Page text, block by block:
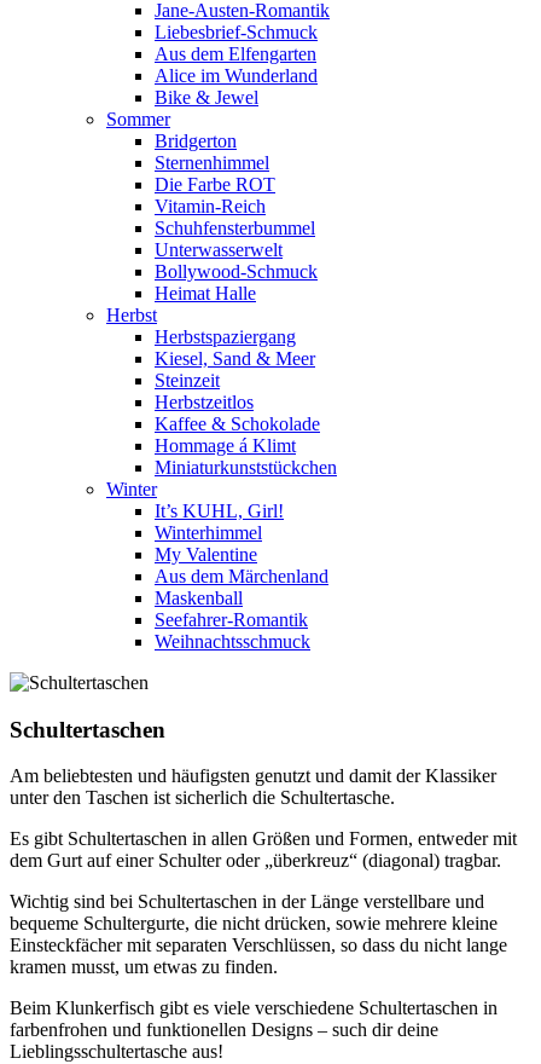
Jane-Austen-Romantik
Liebesbrief-Schmuck
Aus dem Elfengarten
Alice im Wunderland
Bike & Jewel
Sommer
Bridgerton
Sternenhimmel
Die Farbe ROT
Vitamin-Reich
Schuhfensterbummel
Unterwasserwelt
Bollywood-Schmuck
Heimat Halle
Herbst
Herbstspaziergang
Kiesel, Sand & Meer
Steinzeit
Herbstzeitlos
Kaffee & Schokolade
Hommage á Klimt
Miniaturkunststückchen
Winter
It’s KUHL, Girl!
Winterhimmel
My Valentine
Aus dem Märchenland
Maskenball
Seefahrer-Romantik
Weihnachtsschmuck
Schultertaschen
Am beliebtesten und häufigsten genutzt und damit der Klassiker
unter den Taschen ist sicherlich die Schultertasche.
Es gibt Schultertaschen in allen Größen und Formen, entweder mit
dem Gurt auf einer Schulter oder „überkreuz“ (diagonal) tragbar.
Wichtig sind bei Schultertaschen in der Länge verstellbare und
bequeme Schultergurte, die nicht drücken, sowie mehrere kleine
Einsteckfächer mit separaten Verschlüssen, so dass du nicht lange
kramen musst, um etwas zu finden.
Beim Klunkerfisch gibt es viele verschiedene Schultertaschen in
farbenfrohen und funktionellen Designs – such dir deine
Lieblingsschultertasche aus!